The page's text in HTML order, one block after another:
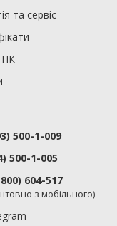
4.6
та сервіс
ПК
500-1-009
500-1-005
604-517
з мобільного)